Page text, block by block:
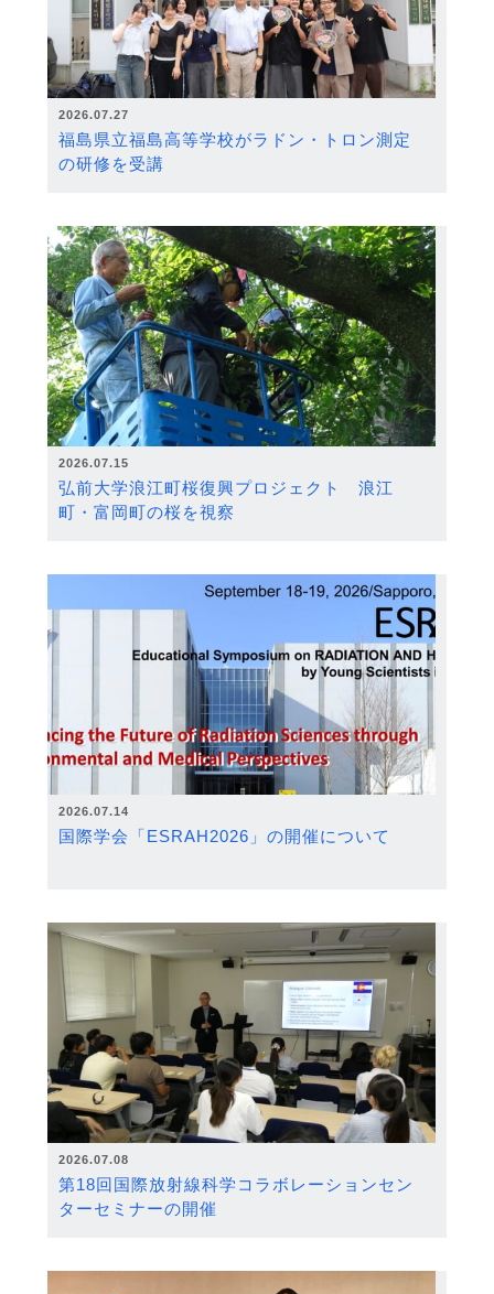
2026.07.27
福島県立福島高等学校がラドン・トロン測定
の研修を受講
2026.07.15
弘前大学浪江町桜復興プロジェクト 浪江
町・富岡町の桜を視察
2026.07.14
国際学会「ESRAH2026」の開催について
2026.07.08
第18回国際放射線科学コラボレーションセン
ターセミナーの開催